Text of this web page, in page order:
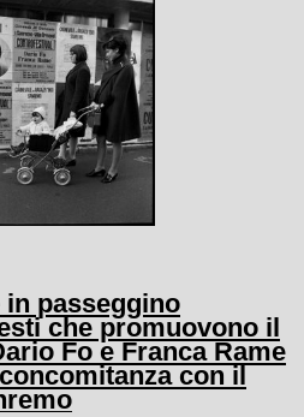
in passeggino
che promuovono il
Fo e Franca Rame
con il